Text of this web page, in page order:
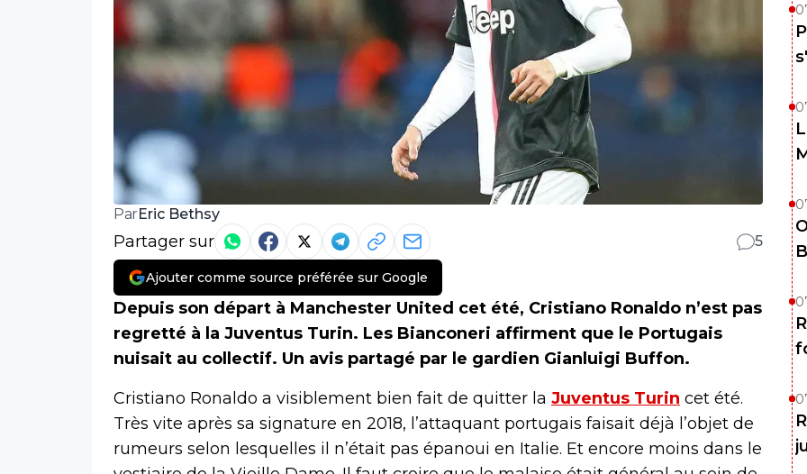
ParEric Bethsy
Partager sur 5
Ajouter comme source préférée sur Google
Depuis son départ à Manchester United cet été, Cristiano Ronaldo n’est pas
regretté à la Juventus Turin. Les Bianconeri affirment que le Portugais
nuisait au collectif. Un avis partagé par le gardien Gianluigi Buffon.
Cristiano Ronaldo a visiblement bien fait de quitter la Juventus Turin cet été.
Très vite après sa signature en 2018, l’attaquant portugais faisait déjà l’objet de
rumeurs selon lesquelles il n’était pas épanoui en Italie. Et encore moins dans le